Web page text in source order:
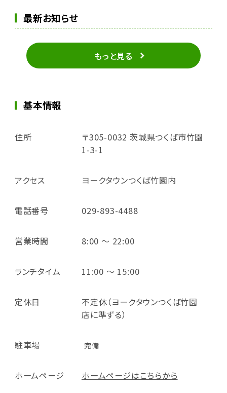
最新お知らせ
もっと見る
基本情報
住所
〒305-0032 茨城県つくば市竹園
1-3-1
アクセス ヨークタウンつくば竹園内
電話番号 029-893-4488
営業時間 8:00 ～ 22:00
ランチタイム 11:00 ～ 15:00
定休日
不定休（ヨークタウンつくば竹園
店に準ずる）
駐車場 完備
ホームページ ホームページはこちらから